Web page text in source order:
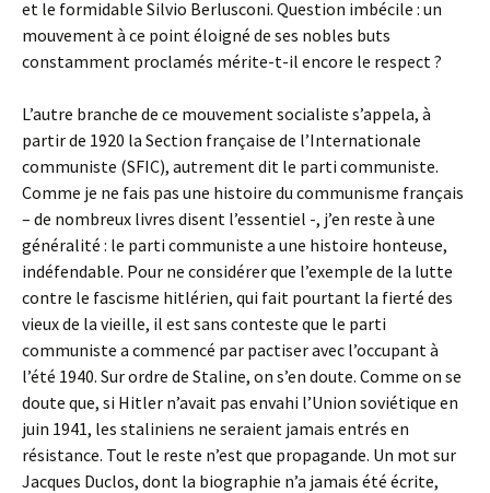
et le formidable Silvio Berlusconi. Question imbécile : un
mouvement à ce point éloigné de ses nobles buts
constamment proclamés mérite-t-il encore le respect ?
L’autre branche de ce mouvement socialiste s’appela, à
partir de 1920 la Section française de l’Internationale
communiste (SFIC), autrement dit le parti communiste.
Comme je ne fais pas une histoire du communisme français
– de nombreux livres disent l’essentiel -, j’en reste à une
généralité : le parti communiste a une histoire honteuse,
indéfendable. Pour ne considérer que l’exemple de la lutte
contre le fascisme hitlérien, qui fait pourtant la fierté des
vieux de la vieille, il est sans conteste que le parti
communiste a commencé par pactiser avec l’occupant à
l’été 1940. Sur ordre de Staline, on s’en doute. Comme on se
doute que, si Hitler n’avait pas envahi l’Union soviétique en
juin 1941, les staliniens ne seraient jamais entrés en
résistance. Tout le reste n’est que propagande. Un mot sur
Jacques Duclos, dont la biographie n’a jamais été écrite,